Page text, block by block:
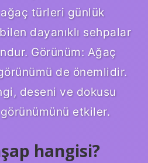
türleri günlük
dayanıklı sehpalar
Görünüm: Ağaç
de önemlidir.
deseni ve dokusu
etkiler.
hangisi?